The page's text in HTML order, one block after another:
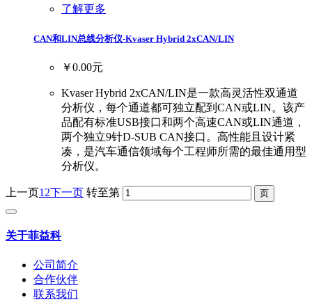
了解更多
CAN和LIN总线分析仪-Kvaser Hybrid 2xCAN/LIN
￥0.00元
Kvaser Hybrid 2xCAN/LIN是一款高灵活性双通道
分析仪，每个通道都可独立配到CAN或LIN。该产
品配有标准USB接口和两个高速CAN或LIN通道，
两个独立9针D-SUB CAN接口。高性能且设计紧
凑，是汽车通信领域每个工程师所需的最佳通用型
分析仪。
上一页1 2下一页 转至第
关于菲益科
公司简介
合作伙伴
联系我们